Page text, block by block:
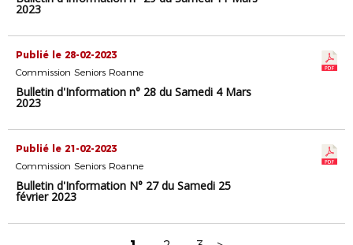
2023
Publié le 28-02-2023
Commission Seniors Roanne
Bulletin d'Information n° 28 du Samedi 4 Mars
2023
Publié le 21-02-2023
Commission Seniors Roanne
Bulletin d'Information N° 27 du Samedi 25
février 2023